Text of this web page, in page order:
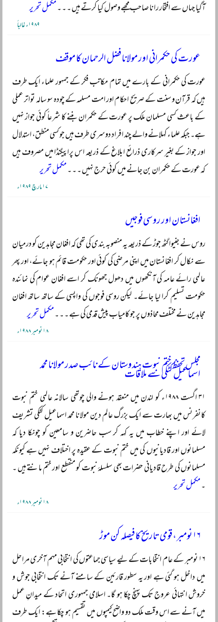
آگیا جہاں سے افتخار رانا صاحب مجھے وصول کیا کرتے ہیں ۔ ۔ ۔ مکمل تحریر
۱۹۸۹ء غالباً
عورت کی حکمرانی اور مولانا فضل الرحمان کا موقف
عورت کی حکمرانی کے بارے میں تمام مکاتب فکر کے جمہور علماء ایک طرف
ہیں کہ قرآن و سنت کے صریح احکام اور امت مسلمہ کے چودہ سو سالہ تواتر عملی
کے باعث کسی مسلمان ملک پر عورت کے حکمران بننے کا شرعاً کوئی جواز نہیں
ہے۔ جبکہ علماء کہلانے والے چند افراد دوسری طرف ہیں جو کسی منطق، استدلال
اور جواز کے بغیر سرکاری ذرائع ابلاغ کے ذریعہ اس پراپیگنڈا میں مصروف ہیں
کہ عورت کے حکمران بن جانے میں کوئی حرج نہیں ۔ ۔ ۔ مکمل تحریر
۱۷ مارچ ۱۹۸۹ء
افغانستان اور روسی فوجیں
روس نے جنیوا گٹھ جوڑ کے ذریعہ یہ منصوبہ بندی کی تھی کہ افغان مجاہدین کو درمیان
سے نکال کر افغانستان میں اپنی مرضی کی کوئی اور حکومت قائم ہو جائے، اور پھر
عالمی رائے عامہ کی آنکھوں میں دھول جھونک کر اسے افغان عوام کی نمائندہ
حکومت تسلیم کرا لیا جائے۔ لیکن روسی فوجوں کی واپسی کے ساتھ ساتھ افغان
مجاہدین نے مختلف محاذوں پر جو کامیاب پیش قدمی کی ہے ۔ ۔ ۔ مکمل تحریر
۱۸ نومبر ۱۹۸۸ء
مجلس تحفظ ختم نبوت ہندوستان کے نائب صدر مولانا محمد
اسماعیل کٹکی سے ملاقات
۳۱ اگست ۱۹۸۸ء کو لندن میں منعقد ہونے والی چوتھی سالانہ عالمی ختم نبوت
کانفرنس میں بھارت سے ایک بزرگ عالم دین مولانا محمد اسماعیل کٹکی تشریف
لائے اور اپنے خطاب میں یہ کہہ کر سب حاضرین و سامعین کو چونکا دیا کہ
مسلمانوں اور قادیانیوں کی میں ختم نبوت کے عقیدہ پر اختلاف نہیں ہے کیونکہ
مسلمانوں کی طرح قادیانی حضرات بھی سلسلۂ نبوت کو منقطع اور ختم مانتے ہیں ۔
۔ مکمل تحریر
۱۸ نومبر ۱۹۸۸ء
۱۶ نومبر، قومی تاریخ کا فیصلہ کن موڑ
۱۶ نومبر کے عام انتخابات کے لیے سیاسی جماعتوں کی انتخابی مہم آخری مراحل
میں داخل ہو گئی ہے اور یہ سطور قارئین کے سامنے آنے تک انتخابی جوش و
خروش انتہائی عروج تک پہنچ چکا ہو گا۔ اسلامی جمہوری اتحاد کے میدانِ عمل
میں آنے سے اس وقت ملک دو واضح کیمپوں میں تقسیم ہو چکا ہے: ایک طرف